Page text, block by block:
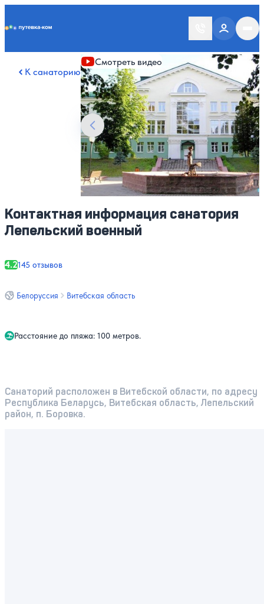
К санаторию
Смотреть видео
Смотреть все фото24
Контактная информация санатория
Лепельский военный
Белоруссия Витебская область
Расстояние до пляжа: 100 метров.
4.2145 отзывов
Санаторий расположен в Витебской области, по адресу
Республика Беларусь, Витебская область, Лепельский
район, п. Боровка.